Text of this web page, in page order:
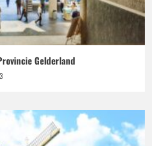
Gelderland